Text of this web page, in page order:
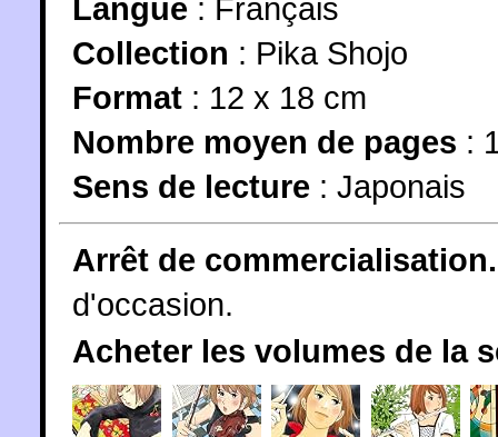
Langue : Français
Collection : Pika Shojo
Format : 12 x 18 cm
Nombre moyen de pages :
Sens de lecture : Japonais
Arrêt de commercialisation.
d'occasion.
Acheter les volumes de la